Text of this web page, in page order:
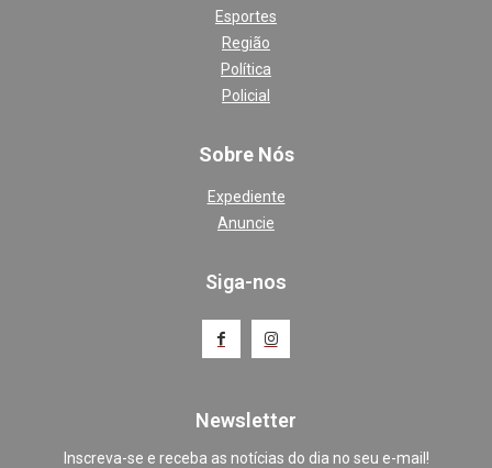
Esportes
Região
Política
Policial
Sobre Nós
Expediente
Anuncie
Siga-nos
Newsletter
Inscreva-se e receba as notícias do dia no seu e-mail!